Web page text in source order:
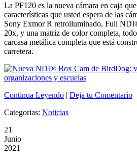
La PF120 es la nueva cámara en caja
características que usted espera de las
Sony Exmor R retroiluminado, Full
20x, y una matriz de color completa,
carcasa metálica completa que está
carretera.
Continua Leyendo | Deja tu Comentario
Categorias: Noticias
21
Junio
2021